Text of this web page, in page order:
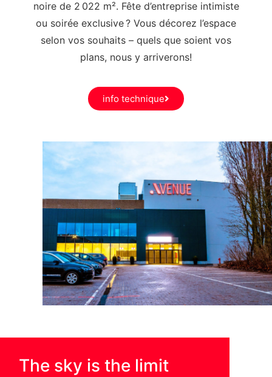
noire de 2 022 m². Fête d’entreprise intimiste
ou soirée exclusive ? Vous décorez l’espace
selon vos souhaits – quels que soient vos
plans, nous y arriverons!
info technique
The sky is the limit